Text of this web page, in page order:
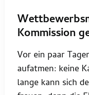
Kommission
Vor ein paar
aufatmen: keine
lange kann sich